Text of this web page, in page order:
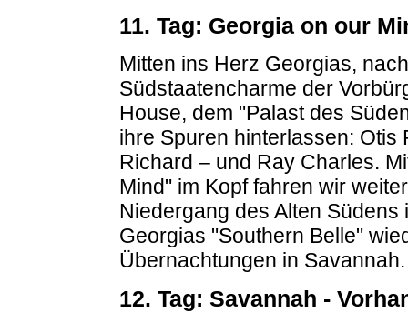
11. Tag: Georgia on our
Mitten ins Herz Georgias,
Südstaatencharme der
House, dem "Palast des
ihre Spuren hinterlassen: Otis
Richard – und Ray Charles.
Mind" im Kopf fahren wir
Niedergang des Alten
Georgias "Southern Belle"
Übernachtungen in Savannah.
12. Tag: Savannah -